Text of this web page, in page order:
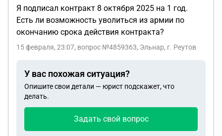
Я подписал контракт 8 октября 2025 на 1 год.
Есть ли возможность уволиться из армии по
окончанию срока действия контракта?
15 февраля, 23:07, вопрос №4859363, Эльнар, г. Реутов
У вас похожая ситуация?
Опишите свои детали — юрист подскажет, что
делать.
Задать свой вопрос